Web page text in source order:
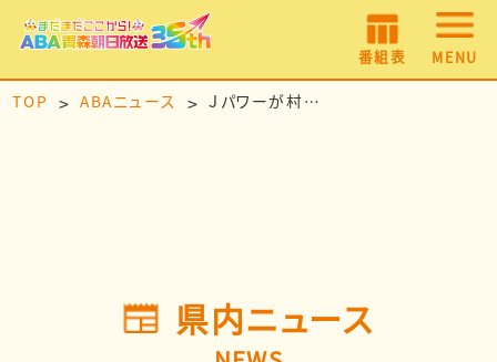
番組表 MENU
TOP ABAニュース Ｊパワーが村の野球場買収を検討 大間原発工事本格化で作業員宿舎整備へ
県内ニュース